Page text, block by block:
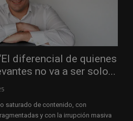
diferencial de quienes
no va a ser solo...
saturado de contenido, con
y con la irrupción masiva